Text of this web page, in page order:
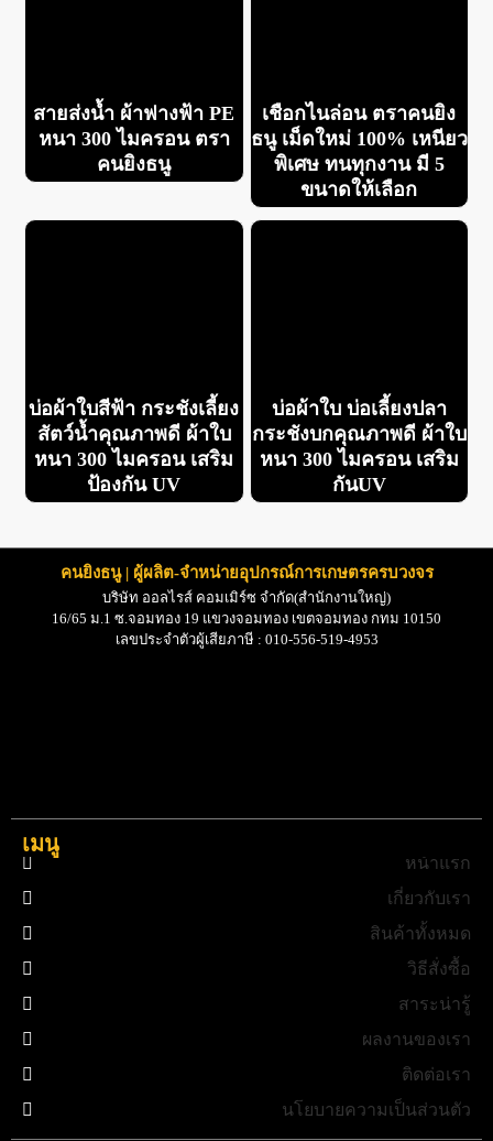
สายส่งน้ำ ผ้าฟางฟ้า PE
หนา 300 ไมครอน ตรา
คนยิงธนู
เชือกไนล่อน ตราคนยิง
ธนู เม็ดใหม่ 100% เหนียว
พิเศษ ทนทุกงาน มี 5
ขนาดให้เลือก
บ่อผ้าใบสีฟ้า กระชังเลี้ยง
สัตว์น้ำคุณภาพดี ผ้าใบ
หนา 300 ไมครอน เสริม
ป้องกัน UV
บ่อผ้าใบ บ่อเลี้ยงปลา
กระชังบกคุณภาพดี ผ้าใบ
หนา 300 ไมครอน เสริม
กันUV
คนยิงธนู | ผู้ผลิต-จำหน่ายอุปกรณ์การเกษตรครบวงจร
บริษัท ออลไรส์ คอมเมิร์ซ จำกัด(สำนักงานใหญ่)
16/65 ม.1 ซ.จอมทอง 19 แขวงจอมทอง เขตจอมทอง กทม 10150
เลขประจำตัวผู้เสียภาษี : 010-556-519-4953
เมนู
หน้าแรก
เกี่ยวกับเรา
สินค้าทั้งหมด
วิธีสั่งซื้อ
สาระน่ารู้
ผลงานของเรา
ติดต่อเรา
นโยบายความเป็นส่วนตัว